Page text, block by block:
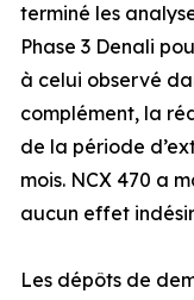
terminé les
Phase 3 Denali
à celui observé
complément, la
de la période
mois. NCX 470 a
aucun effet
Les dépôts de